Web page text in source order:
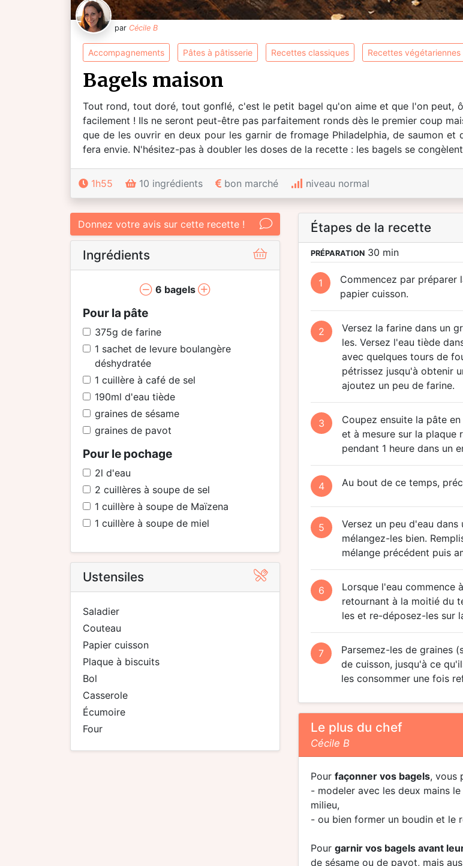
par Cécile B
accompagnements pâtes à pâtisserie recettes classiques recettes végétariennes
bagels maison
Tout rond, tout doré, tout gonflé, c'est le petit bagel qu'on aime et que l'on peut,
facilement ! Ils ne seront peut-être pas parfaitement ronds dès le premier coup
que de les ouvrir en deux pour les garnir de fromage Philadelphia, de saumon
fera envie. N'hésitez-pas à doubler les doses de la recette : les bagels se
1h55 10 ingrédients bon marché niveau normal
Donnez votre avis sur cette recette !
Ingrédients
6 bagels
Pour la pâte
375g de farine
1 sachet de levure boulangère
déshydratée
1 cuillère à café de sel
190ml d'eau tiède
graines de sésame
graines de pavot
Pour le pochage
2l d'eau
2 cuillères à soupe de sel
1 cuillère à soupe de Maïzena
1 cuillère à soupe de miel
Ustensiles
saladier
couteau
papier cuisson
plaque à biscuits
bol
casserole
écumoire
four
Étapes de la recette
PRÉPARATION 30 min
1
Commencez par préparer
papier cuisson.
2
Versez la farine dans un
les. Versez l'eau tiède
avec quelques tours de
pétrissez jusqu'à obtenir
ajoutez un peu de farine.
3
Coupez ensuite la pâte
et à mesure sur la plaque
pendant 1 heure dans un
4 Au bout de ce temps,
5
Versez un peu d'eau
mélangez-les bien.
mélange précédent puis
6
Lorsque l'eau commence
retournant à la moitié du
les et re-déposez-les sur
7
Parsemez-les de graines
de cuisson, jusqu'à ce
les consommer une fois
Le plus du chef
Cécile B
Pour façonner vos bagels, vous
- modeler avec les deux mains
milieu,
- ou bien former un boudin et le
Pour garnir vos bagels avant
de sésame ou de pavot, mais